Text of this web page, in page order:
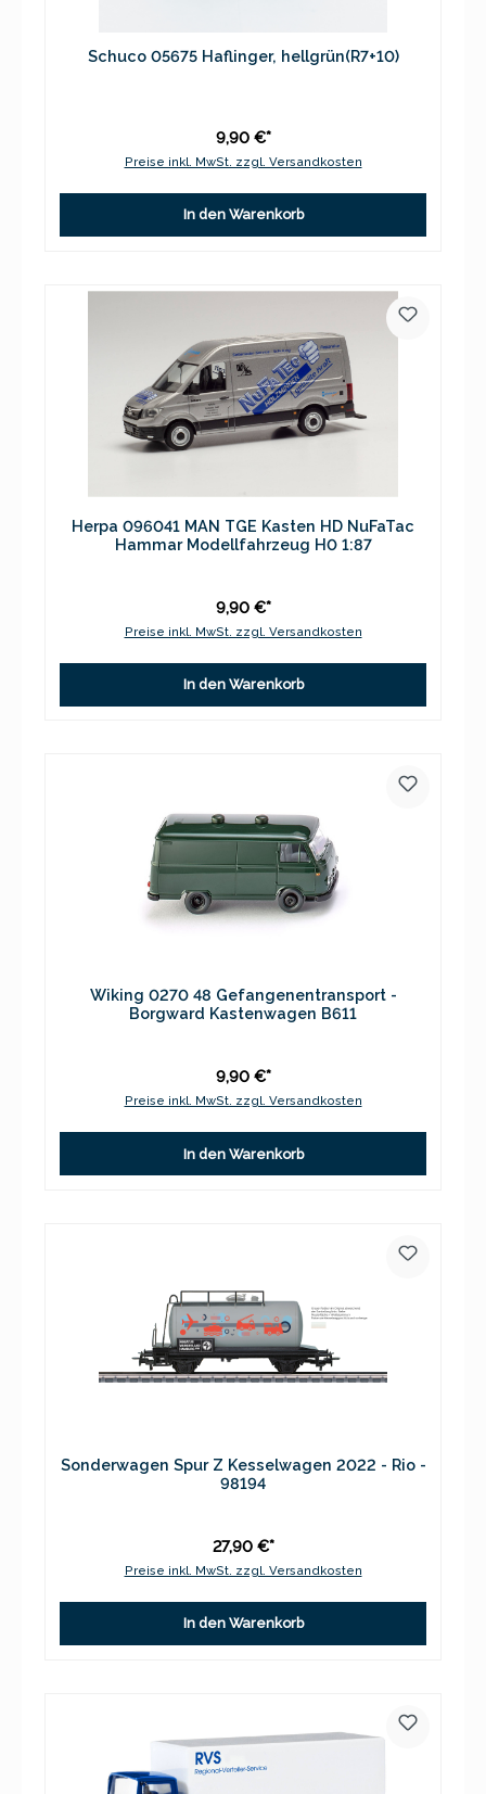
Schuco 05675 Haflinger, hellgrün(R7+10)
9,90 €*
Preise inkl. MwSt. zzgl. Versandkosten
In den Warenkorb
Herpa 096041 MAN TGE Kasten HD NuFaTac
Hammar Modellfahrzeug H0 1:87
9,90 €*
Preise inkl. MwSt. zzgl. Versandkosten
In den Warenkorb
Wiking 0270 48 Gefangenentransport -
Borgward Kastenwagen B611
9,90 €*
Preise inkl. MwSt. zzgl. Versandkosten
In den Warenkorb
Sonderwagen Spur Z Kesselwagen 2022 - Rio -
98194
27,90 €*
Preise inkl. MwSt. zzgl. Versandkosten
In den Warenkorb